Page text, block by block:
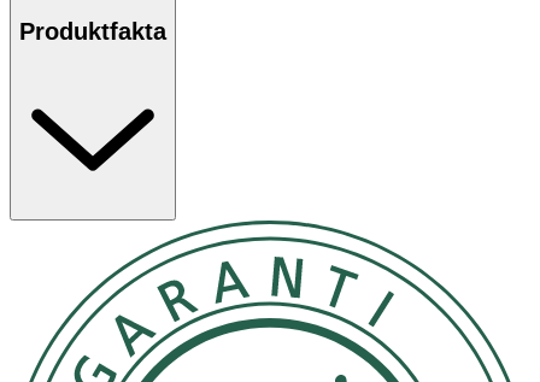
Användning
- Undvik direkt solljus. Förvaras oåtkomligt för barn.
- Endast för utvärtes bruk. Får ej förtäras. Vid
Innehåll
Sodium bicarbonate, Citric acid, Sodium Sulfate, Sodium
Carbonate, PEG-400, Polyamino Sugar Condensate,
Fragrance(Parfum),Denatonium Benzoate,Titanium
Dioxide,Synthetic Fluorphlogopite, CI 60730, Tix Oxide,
D&C Red NO.33(CI 17200), FD&C Blue NO.1(CI 42090).
Produktfakta